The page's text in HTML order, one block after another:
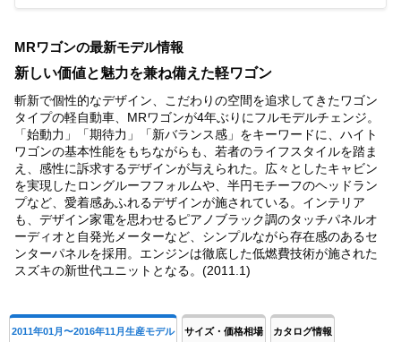
of
4
MRワゴンの最新モデル情報
新しい価値と魅力を兼ね備えた軽ワゴン
斬新で個性的なデザイン、こだわりの空間を追求してきたワゴン
タイプの軽自動車、MRワゴンが4年ぶりにフルモデルチェンジ。
「始動力」「期待力」「新バランス感」をキーワードに、ハイト
ワゴンの基本性能をもちながらも、若者のライフスタイルを踏ま
え、感性に訴求するデザインが与えられた。広々としたキャビン
を実現したロングルーフフォルムや、半円モチーフのヘッドラン
プなど、愛着感あふれるデザインが施されている。インテリア
も、デザイン家電を思わせるピアノブラック調のタッチパネルオ
ーディオと自発光メーターなど、シンプルながら存在感のあるセ
ンターパネルを採用。エンジンは徹底した低燃費技術が施された
スズキの新世代ユニットとなる。(2011.1)
2011年01月〜2016年11月生産モデル サイズ・価格相場 カタログ情報